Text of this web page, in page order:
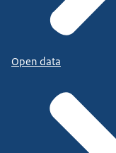
Open data